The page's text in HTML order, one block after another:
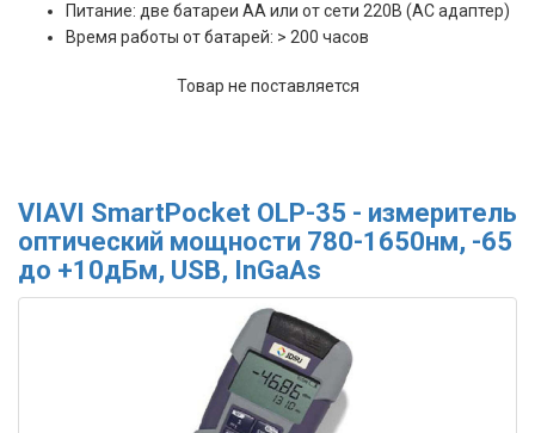
Питание: две батареи АА или от сети 220В (AC адаптер)
Время работы от батарей: > 200 часов
Товар не поставляется
VIAVI SmartPocket OLP-35 - измеритель
оптический мощности 780-1650нм, -65
до +10дБм, USB, InGaAs